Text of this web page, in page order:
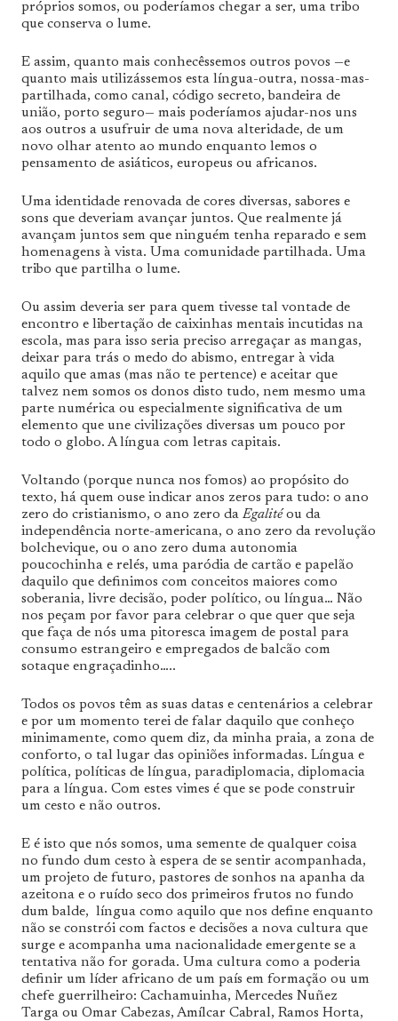
próprios somos, ou poderíamos chegar a ser, uma tribo
que conserva o lume.
E assim, quanto mais conhecêssemos outros povos —e
quanto mais utilizássemos esta língua-outra, nossa-mas-
partilhada, como canal, código secreto, bandeira de
união, porto seguro— mais poderíamos ajudar-nos uns
aos outros a usufruir de uma nova alteridade, de um
novo olhar atento ao mundo enquanto lemos o
pensamento de asiáticos, europeus ou africanos.
Uma identidade renovada de cores diversas, sabores e
sons que deveriam avançar juntos. Que realmente já
avançam juntos sem que ninguém tenha reparado e sem
homenagens à vista. Uma comunidade partilhada. Uma
tribo que partilha o lume.
Ou assim deveria ser para quem tivesse tal vontade de
encontro e libertação de caixinhas mentais incutidas na
escola, mas para isso seria preciso arregaçar as mangas,
deixar para trás o medo do abismo, entregar à vida
aquilo que amas (mas não te pertence) e aceitar que
talvez nem somos os donos disto tudo, nem mesmo uma
parte numérica ou especialmente significativa de um
elemento que une civilizações diversas um pouco por
todo o globo. A língua com letras capitais.
Voltando (porque nunca nos fomos) ao propósito do
texto, há quem ouse indicar anos zeros para tudo: o ano
zero do cristianismo, o ano zero da Egalitéou da
independência norte-americana, o ano zero da revolução
bolchevique, ou o ano zero duma autonomia
poucochinha e relés, uma paródia de cartão e papelão
daquilo que definimos com conceitos maiores como
soberania, livre decisão, poder político, ou língua… Não
nos peçam por favor para celebrar o que quer que seja
que faça de nós uma pitoresca imagem de postal para
consumo estrangeiro e empregados de balcão com
sotaque engraçadinho…..
Todos os povos têm as suas datas e centenários a celebrar
e por um momento terei de falar daquilo que conheço
minimamente, como quem diz, da minha praia, a zona de
conforto, o tal lugar das opiniões informadas. Língua e
política, políticas de língua, paradiplomacia, diplomacia
para a língua. Com estes vimes é que se pode construir
um cesto e não outros.
E é isto que nós somos, uma semente de qualquer coisa
no fundo dum cesto à espera de se sentir acompanhada,
um projeto de futuro, pastores de sonhos na apanha da
azeitona e o ruído seco dos primeiros frutos no fundo
dum balde, língua como aquilo que nos define enquanto
não se constrói com factos e decisões a nova cultura que
surge e acompanha uma nacionalidade emergente se a
tentativa não for gorada. Uma cultura como a poderia
definir um líder africano de um país em formação ou um
chefe guerrilheiro: Cachamuinha, Mercedes Nuñez
Targa ou Omar Cabezas, Amílcar Cabral, Ramos Horta,